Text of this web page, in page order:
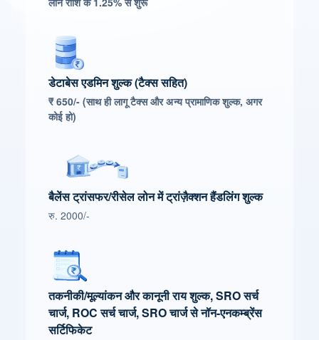
डेटाबेस एडमिन शुल्क (टैक्स सहित)
₹ 650/- (साथ ही लागू टैक्स और अन्य प्रामाणिक शुल्क, अगर
कोई हो)
बैलेंस ट्रांसफर/रीसेल लोन में ट्रांज़ैक्शन हैंडलिंग शुल्क
रु. 2000/-
तकनीकी/मूल्यांकन और कानूनी राय शुल्क, SRO सर्च
चार्ज, ROC सर्च चार्ज, SRO चार्ज से नॉन-एनकम्ब्रेंस
सर्टिफिकेट